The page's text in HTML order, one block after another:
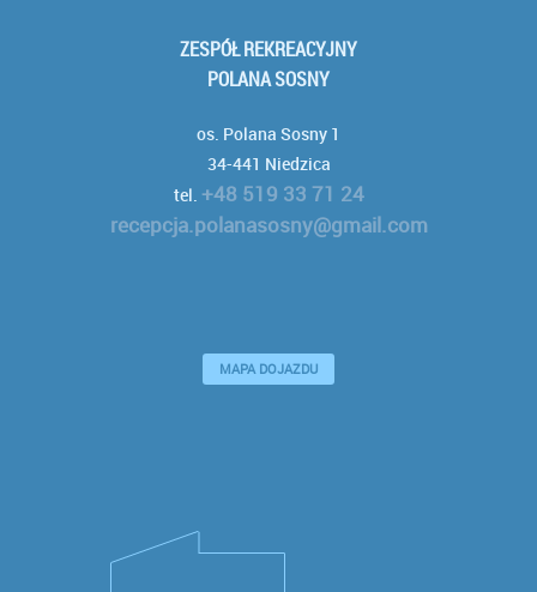
ZESPÓŁ REKREACYJNY
POLANA SOSNY
os. Polana Sosny 1
34-441 Niedzica
tel. +48 519 33 71 24
recepcja.polanasosny@gmail.com
MAPA DOJAZDU